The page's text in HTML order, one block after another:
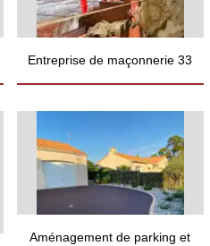
Entreprise de maçonnerie 33
Aménagement de parking et